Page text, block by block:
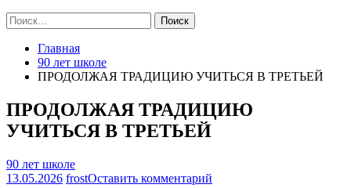
Найти:
Главная
90 лет школе
ПРОДОЛЖАЯ ТРАДИЦИЮ УЧИТЬСЯ В ТРЕТЬЕЙ
ПРОДОЛЖАЯ ТРАДИЦИЮ
УЧИТЬСЯ В ТРЕТЬЕЙ
90 лет школе
13.05.2026 frostОставить комментарий